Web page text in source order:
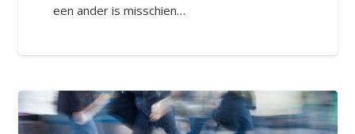
een ander is misschien…